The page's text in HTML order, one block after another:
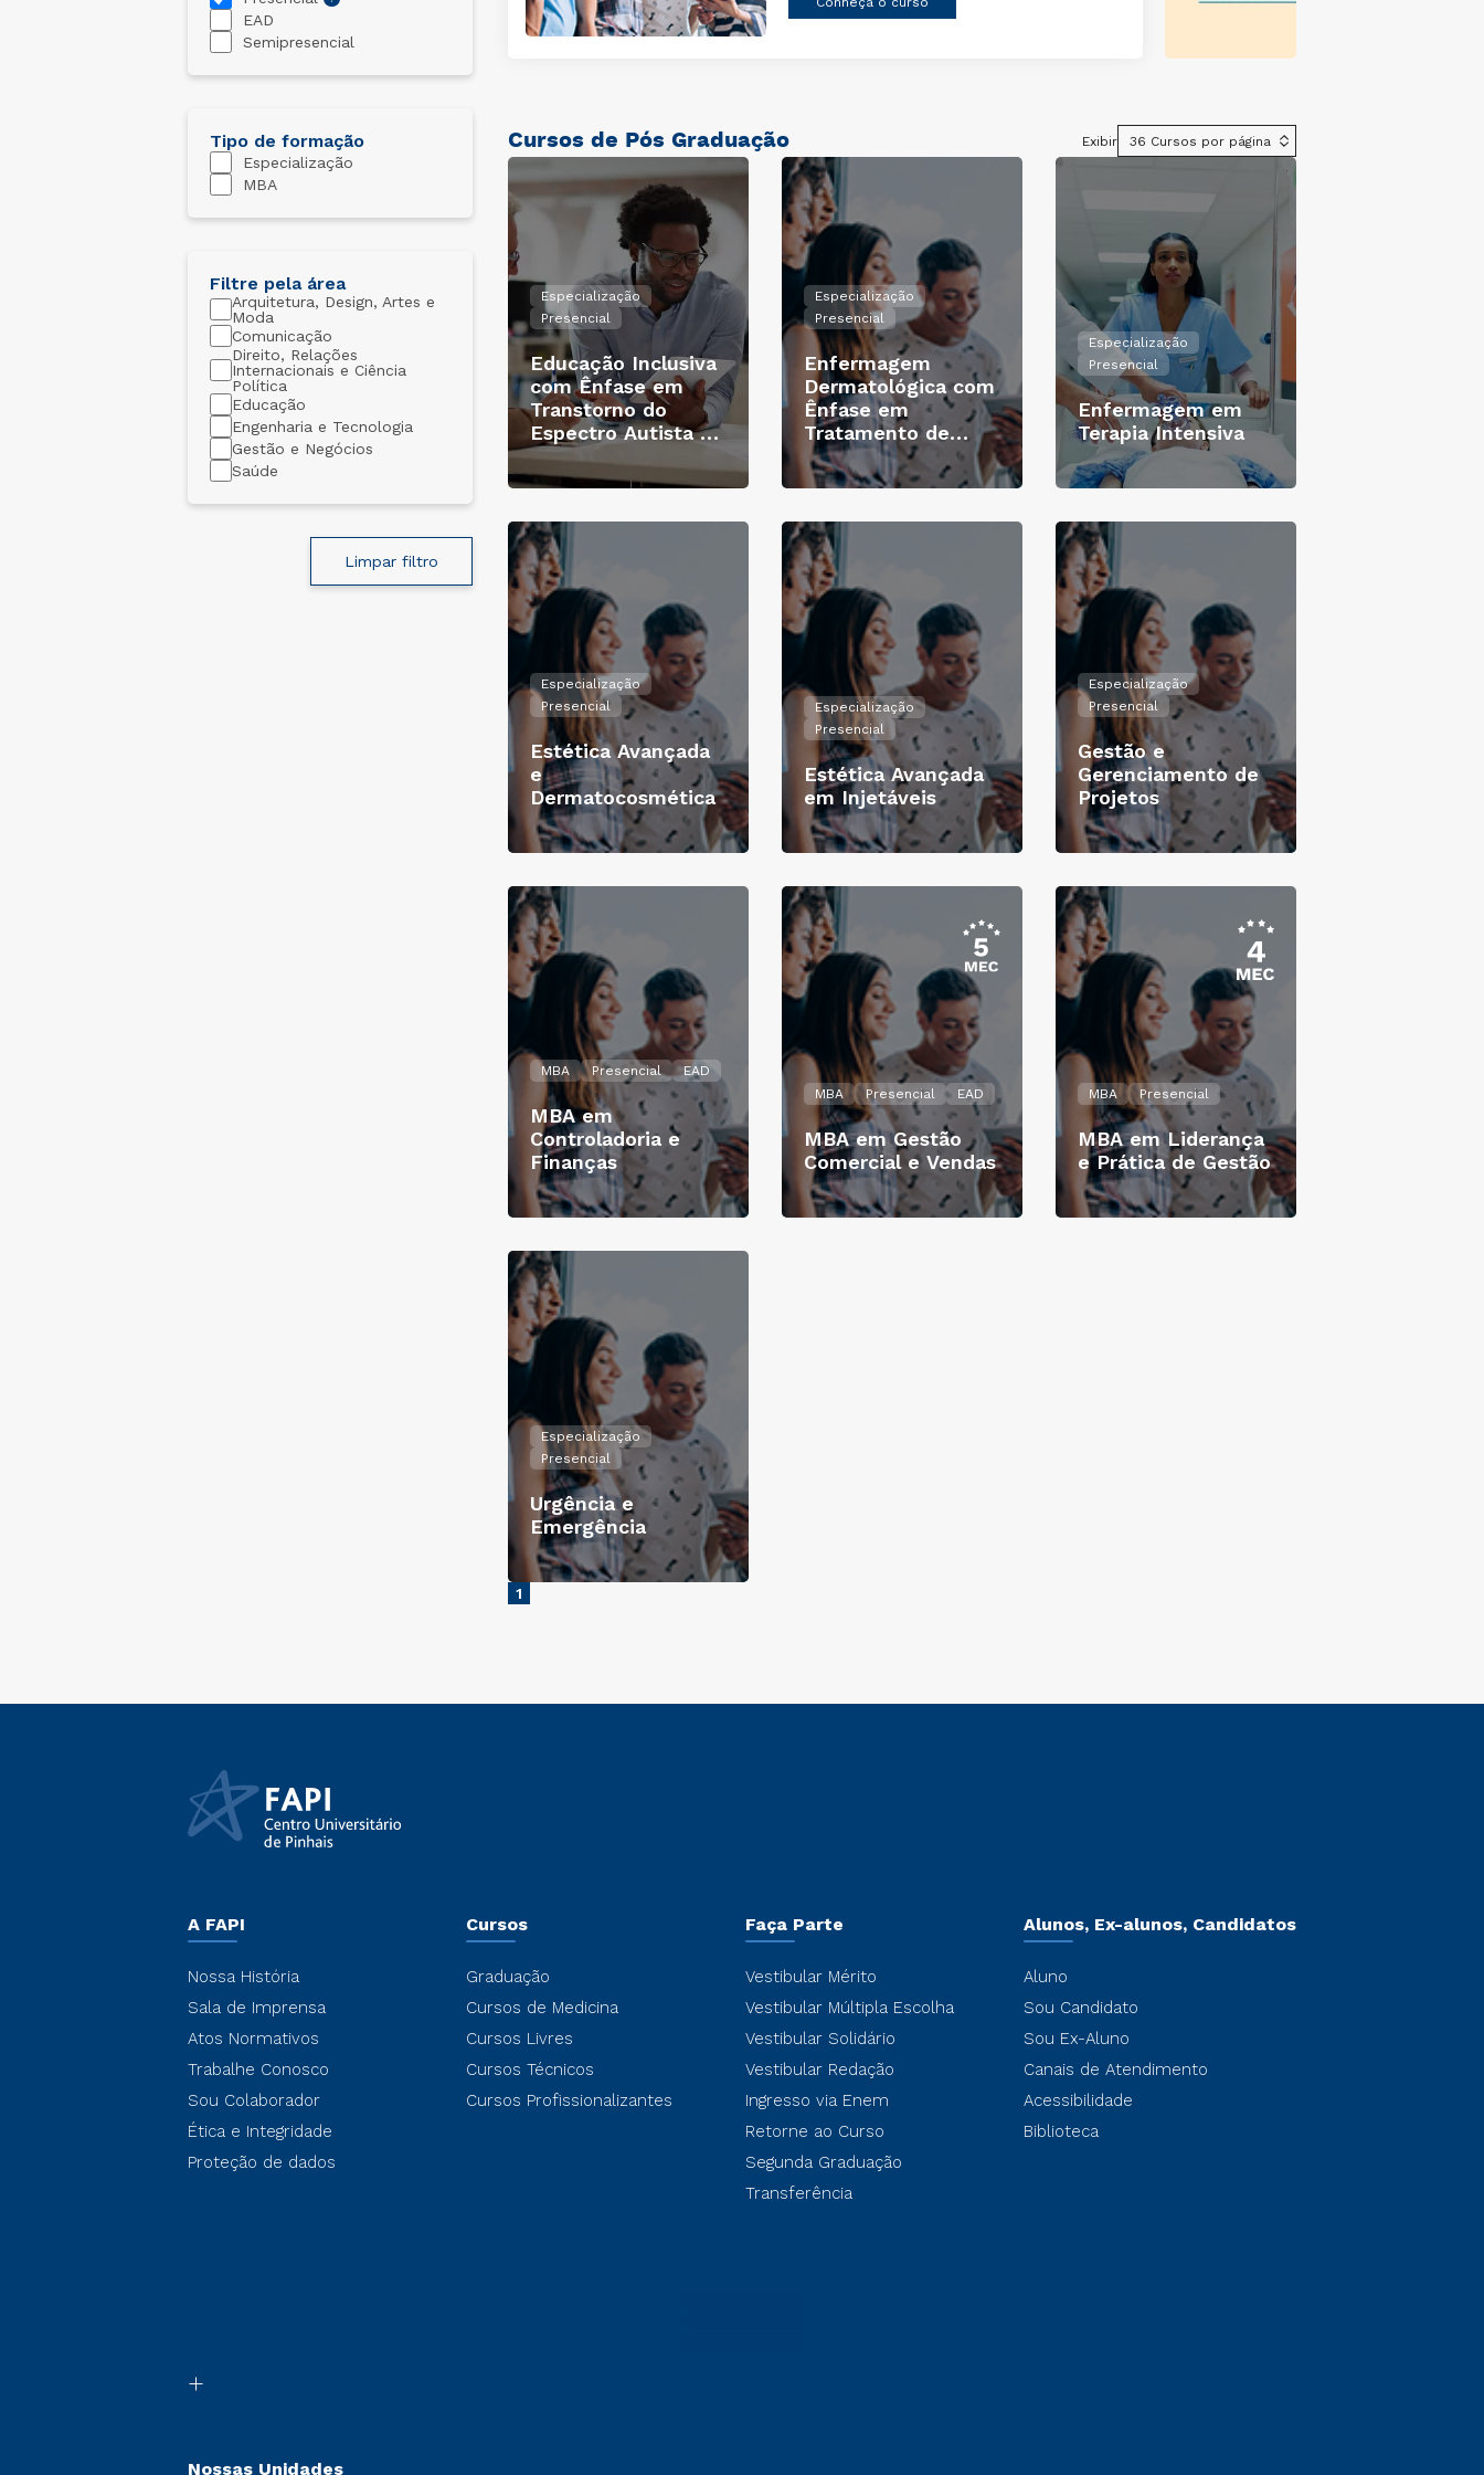
EAD
Semipresencial
Tipo de formação
Especialização
MBA
Filtre pela área
Arquitetura, Design, Artes e
Moda
Comunicação
Direito, Relações
Internacionais e Ciência
Política
Educação
Engenharia e Tecnologia
Gestão e Negócios
Saúde
Limpar filtro
Cursos de Pós Graduação Exibir
Especialização
Presencial
Educação Inclusiva
com Ênfase em
Transtorno do
Espectro Autista -
TEA
Especialização
Presencial
Enfermagem
Dermatológica com
Ênfase em
Tratamento de
Feridas
Especialização
Presencial
Enfermagem em
Terapia Intensiva
Especialização
Presencial
Estética Avançada
e
Dermatocosmética
Especialização
Presencial
Estética Avançada
em Injetáveis
Especialização
Presencial
Gestão e
Gerenciamento de
Projetos
MBA Presencial EAD
MBA em
Controladoria e
Finanças
MBA Presencial EAD
MBA em Gestão
Comercial e Vendas
MBA Presencial
MBA em Liderança
e Prática de Gestão
Especialização
Presencial
Urgência e
Emergência
1
A FAPI
Nossa História
Sala de Imprensa
Atos Normativos
Trabalhe Conosco
Sou Colaborador
Ética e Integridade
Proteção de dados
Cursos
Graduação
Cursos de Medicina
Cursos Livres
Cursos Técnicos
Cursos Profissionalizantes
Faça Parte
Vestibular Mérito
Vestibular Múltipla Escolha
Vestibular Solidário
Vestibular Redação
Ingresso via Enem
Retorne ao Curso
Segunda Graduação
Transferência
Alunos, Ex-alunos, Candidatos
Aluno
Sou Candidato
Sou Ex-Aluno
Canais de Atendimento
Acessibilidade
Biblioteca
Nossas Unidades